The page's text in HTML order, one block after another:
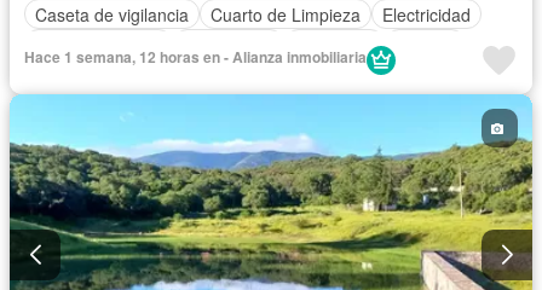
Caseta de vigilancia
Cuarto de Limpieza
Electricidad
Seguridad
Hace 1 semana, 12 horas en - Alianza inmobiliaria